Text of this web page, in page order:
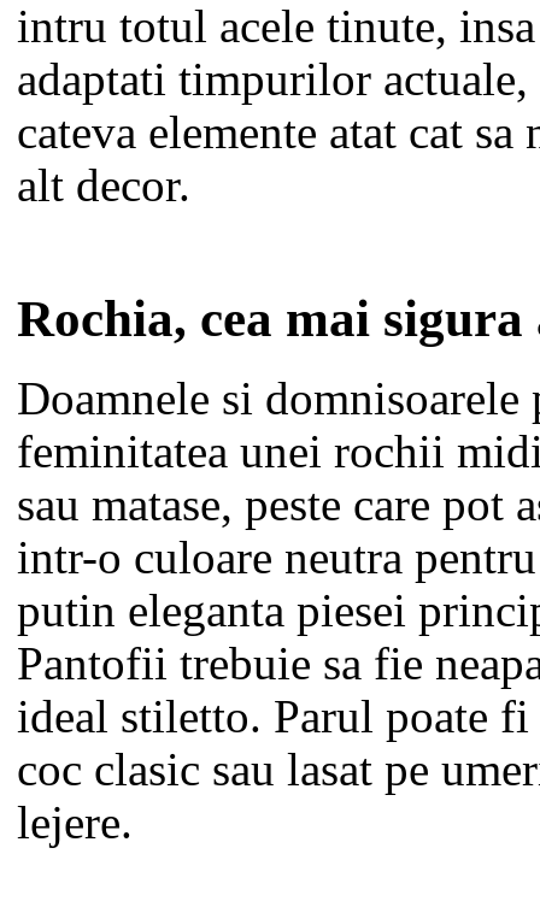
intru totul acele tinute,
adaptati timpurilor actuale,
cateva elemente atat cat
alt decor.
Rochia, cea mai sigura
Doamnele si domnisoarele
feminitatea unei rochii
sau matase, peste care pot
intr-o culoare neutra
putin eleganta piesei
Pantofii trebuie sa fie
ideal stiletto. Parul poate
coc clasic sau lasat pe
lejere.